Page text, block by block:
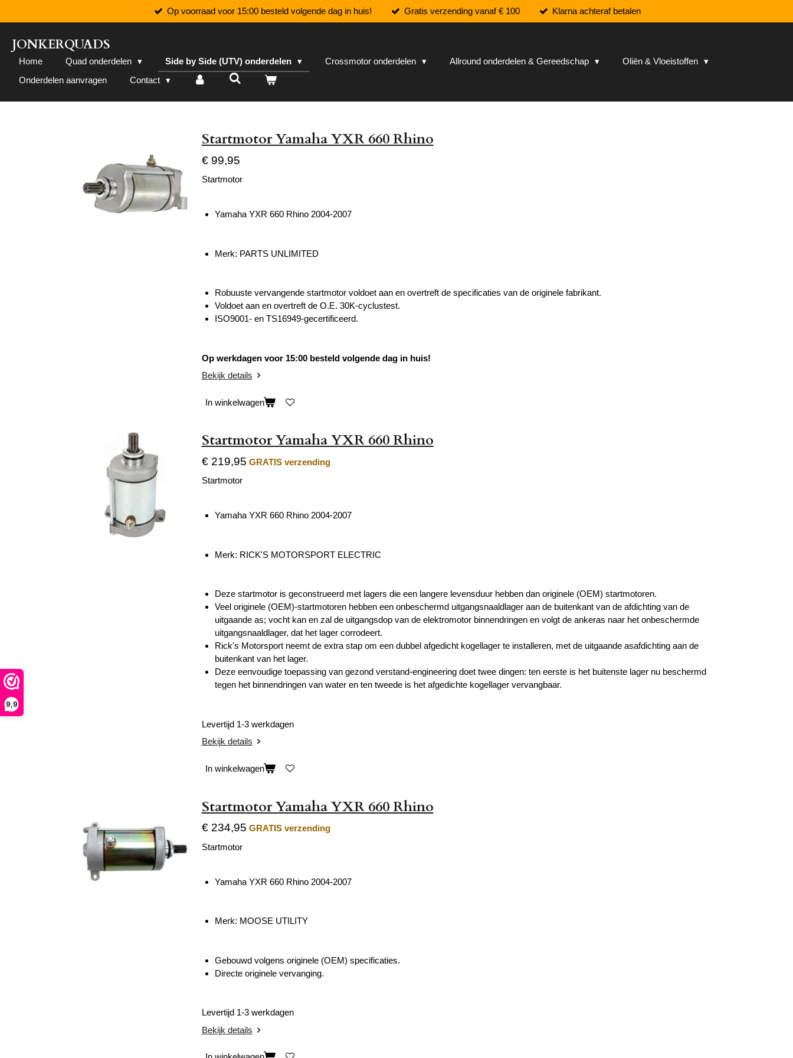
9,9
direct
naar
de
hoofdinhoud
Op voorraad voor 15:00 besteld volgende dag in huis! Gratis verzending vanaf € 100 Klarna achteraf betalen
JONKERQUADS
Home Quad onderdelen Side by Side (UTV) onderdelen Crossmotor onderdelen Allround onderdelen & Gereedschap
Oliën & Vloeistoffen
Onderdelen aanvragen
Contact
Startmotor Yamaha YXR 660 Rhino
€ 99,95
Startmotor
Yamaha YXR 660 Rhino 2004-2007
Merk: PARTS UNLIMITED
Robuuste vervangende startmotor voldoet aan en overtreft de specificaties van de originele fabrikant.
Voldoet aan en overtreft de O.E. 30K-cyclustest.
ISO9001- en TS16949-gecertificeerd.
Op werkdagen voor 15:00 besteld volgende dag in huis!
Bekijk details
In winkelwagen
Startmotor Yamaha YXR 660 Rhino
€ 219,95 GRATIS verzending
Startmotor
Yamaha YXR 660 Rhino 2004-2007
Merk: RICK'S MOTORSPORT ELECTRIC
Deze startmotor is geconstrueerd met lagers die een langere levensduur hebben dan originele (OEM) startmotoren.
Veel originele (OEM)-startmotoren hebben een onbeschermd uitgangsnaaldlager aan de buitenkant van de afdichting van de
uitgaande as; vocht kan en zal de uitgangsdop van de elektromotor binnendringen en volgt de ankeras naar het onbeschermde
uitgangsnaaldlager, dat het lager corrodeert.
Rick's Motorsport neemt de extra stap om een ​​dubbel afgedicht kogellager te installeren, met de uitgaande asafdichting aan de
buitenkant van het lager.
Deze eenvoudige toepassing van gezond verstand-engineering doet twee dingen: ten eerste is het buitenste lager nu beschermd
tegen het binnendringen van water en ten tweede is het afgedichte kogellager vervangbaar.
Levertijd 1-3 werkdagen
Bekijk details
In winkelwagen
Startmotor Yamaha YXR 660 Rhino
€ 234,95 GRATIS verzending
Startmotor
Yamaha YXR 660 Rhino 2004-2007
Merk: MOOSE UTILITY
Gebouwd volgens originele (OEM) specificaties.
Directe originele vervanging.
Levertijd 1-3 werkdagen
Bekijk details